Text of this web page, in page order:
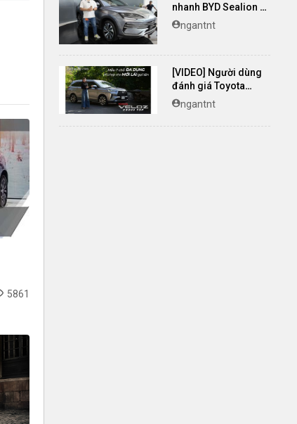
5861
nhanh BYD Sealion 6
2025 - Giá từ 799
triệu đồng
ngantnt
[VIDEO] Người dùng
đánh giá Toyota
Veloz Cross TOP:
Mẫu 7 chỗ ĐA DỤNG,
phù hợp cho LÁI MỚI
ngantnt